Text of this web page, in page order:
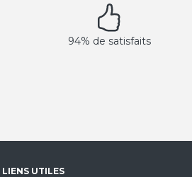
94% de satisfaits
LIENS UTILES